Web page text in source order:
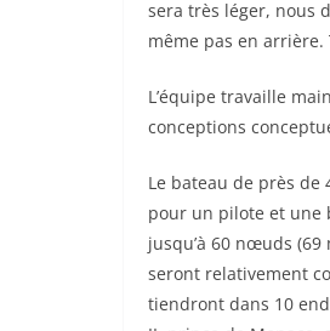
sera très léger, nous
même pas en
L’équipe travaille
conceptions
Le bateau de près
pour un pilote et une
jusqu’à 60 nœuds
seront relativement
tiendront dans 10